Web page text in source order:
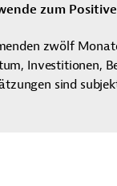
zum
zwölf
Investitionen,
sind